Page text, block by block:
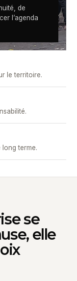
de
l’agenda
le territoire.
terme.
se
elle